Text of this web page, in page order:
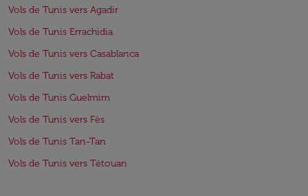
Vols de Tunis vers Agadir
Vols de Tunis Errachidia
Vols de Tunis vers Casablanca
Vols de Tunis vers Rabat
Vols de Tunis Guelmim
Vols de Tunis vers Fès
Vols de Tunis Tan-Tan
Vols de Tunis vers Tétouan